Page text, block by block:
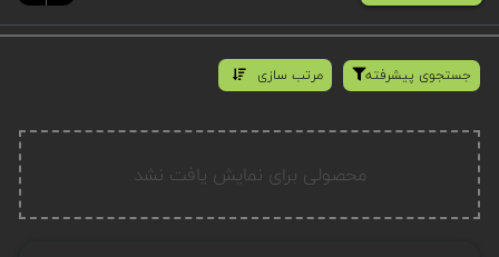
جستجوی پیشرفته مرتب سازی
محصولی برای نمایش یافت نشد